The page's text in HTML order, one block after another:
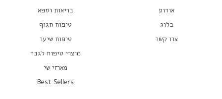
אודות
בלוג
צרו קשר
בריאות וספא
טיפוח הגוף
טיפוח שיער
מוצרי טיפוח לגבר
מארזי שי
Best Sellers